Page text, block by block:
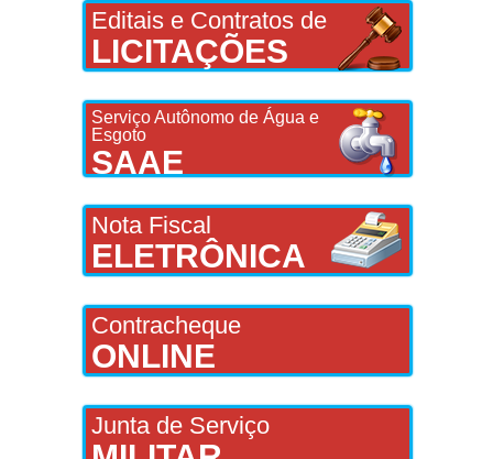
Editais e Contratos de
LICITAÇÕES
Serviço Autônomo de Água e
Esgoto
SAAE
Nota Fiscal
ELETRÔNICA
Contracheque
ONLINE
Junta de Serviço